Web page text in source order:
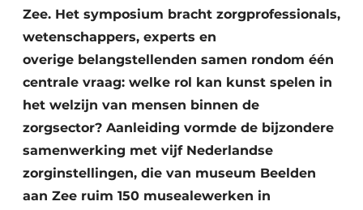
Video’s
Zee. Het symposium bracht zorgprofessionals,
wetenschappers, experts en
overige belangstellenden samen rondom één
centrale vraag: welke rol kan kunst spelen in
het welzijn van mensen binnen de
zorgsector? Aanleiding vormde de bijzondere
samenwerking met vijf Nederlandse
zorginstellingen, die van museum Beelden
aan Zee ruim 150 musealewerken in